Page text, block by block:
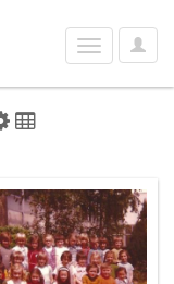
User
Toggle
navigation